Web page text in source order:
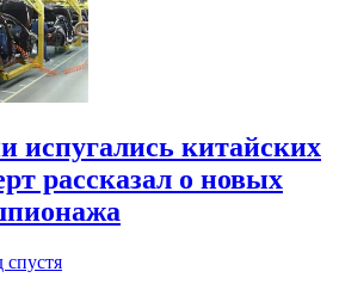
испугались китайских
рассказал о новых
спустя